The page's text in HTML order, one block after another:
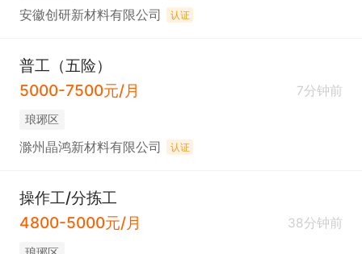
安徽创研新材料有限公司 认证
普工（五险）
5000-7500元/月
7分钟前
琅琊区
滁州晶鸿新材料有限公司 认证
操作工/分拣工
4800-5000元/月
38分钟前